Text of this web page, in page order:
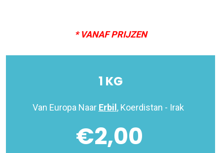
* VANAF PRIJZEN
1 KG
Van Europa Naar Erbil , Koerdistan - Irak
€2,00